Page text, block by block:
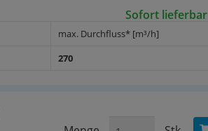
Sofort lieferbar
max. Durchfluss* [m³/h]
270